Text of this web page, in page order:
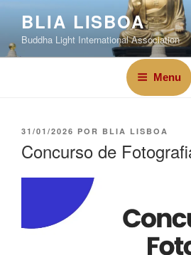
BLIA LISBOA
Buddha Light International Association
Menu
31/01/2026 POR BLIA LISBOA
Concurso de